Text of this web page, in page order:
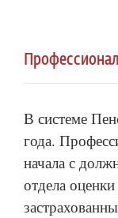
В системе
года.
начала с
отдела